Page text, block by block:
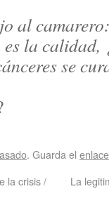
al
la calidad,
se
. Guarda el
la crisis /
La